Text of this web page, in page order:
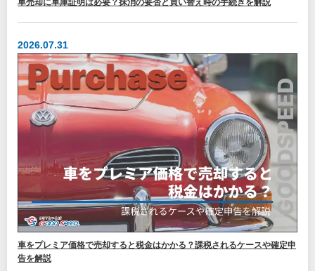
車売却に車庫証明は必要？抹消の要否と買い替え時の手続きを解説
2026.07.31
車をプレミア価格で売却すると税金はかかる？課税されるケースや確定申
告を解説